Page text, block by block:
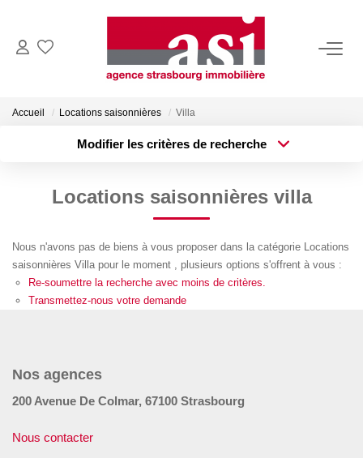
VENDRE
Estimez Votre Bien
Pourquoi Nous Choisir ?
ACHETER
LOUER
Consulter Nos Annonces
Accueil Locations saisonnières Villa
Modifier les critères de recherche
Type de bien
Budget max Plus de critères
Locations saisonnières villa
Nous n'avons pas de biens à vous proposer dans la catégorie Locations
saisonnières Villa pour le moment , plusieurs options s'offrent à vous :
Re-soumettre la recherche avec moins de critères.
Transmettez-nous votre demande
Nos agences
200 Avenue De Colmar, 67100 Strasbourg
Nous contacter